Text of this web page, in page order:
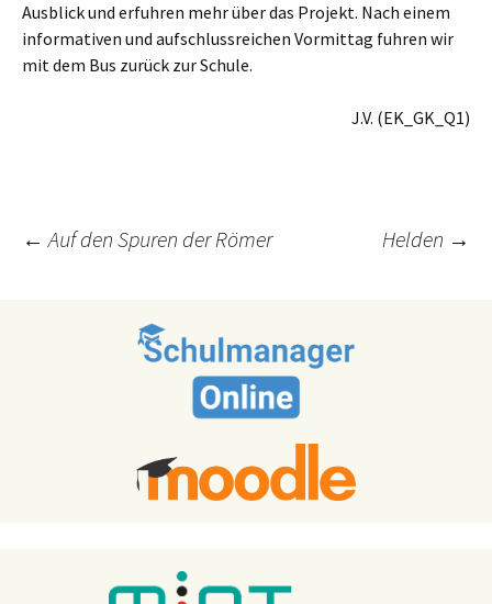
Ausblick und erfuhren mehr über das Projekt. Nach einem
informativen und aufschlussreichen Vormittag fuhren wir
mit dem Bus zurück zur Schule.
J.V. (EK_GK_Q1)
Post
← Auf den Spuren der Römer Helden →